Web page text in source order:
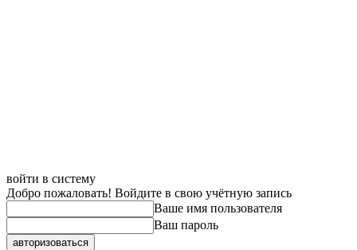
войти в систему
Добро пожаловать! Войдите в свою учётную запись
Ваше имя пользователя
Ваш пароль